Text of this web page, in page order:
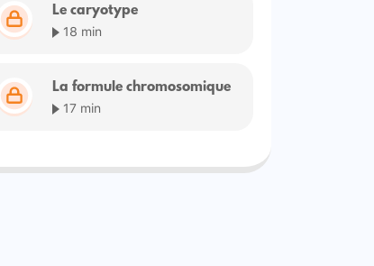
Le caryotype
18 min
La formule chromosomique
17 min